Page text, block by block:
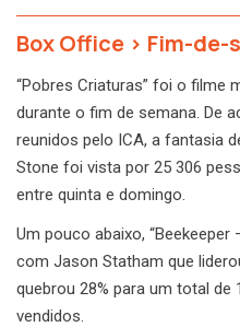
Box Office > Fim-de-
“Pobres Criaturas” foi o filme
durante o fim de semana. De
reunidos pelo ICA, a fantasia
Stone foi vista por 25 306
entre quinta e domingo.
Um pouco abaixo, “Beekeeper
com Jason Statham que
quebrou 28% para um total de
vendidos.